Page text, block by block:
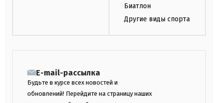
Биатлон
Другие виды спорта
E-mail-рассылка
Будьте в курсе всех новостей и
обновлений! Перейдите на страницу наших